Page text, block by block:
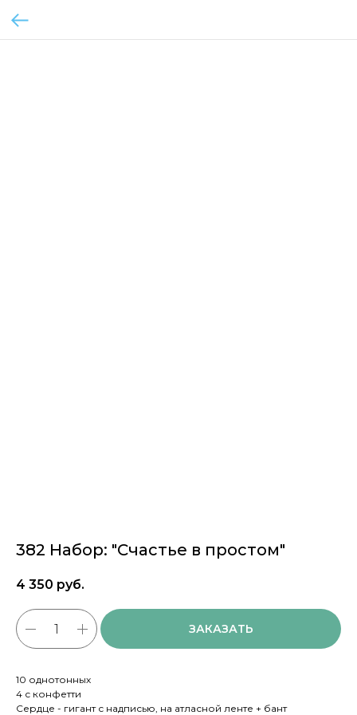
382 Набор: "Счастье в простом"
4 350 руб.
ЗАКАЗАТЬ
10 однотонных
4 с конфетти
Сердце - гигант с надписью, на атласной ленте + бант